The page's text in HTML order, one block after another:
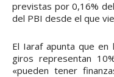
previstas por 0,16%
del PBI desde el que
El Iaraf apunta que en
giros representan
«pueden tener